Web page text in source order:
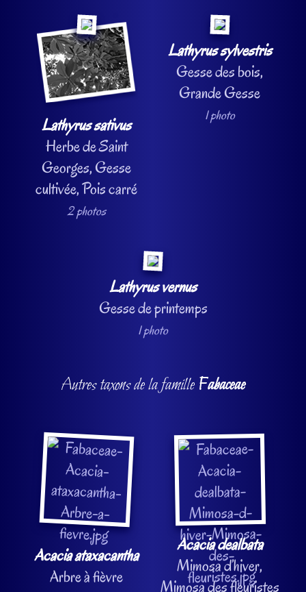
Lathyrus sativus
Herbe de Saint
Georges, Gesse
cultivée, Pois carré
2 photos
Lathyrus sylvestris
Gesse des bois,
Grande Gesse
1 photo
Lathyrus vernus
Gesse de printemps
1 photo
Autres taxons de la famille Fabaceae
Acacia ataxacantha
Arbre à fièvre
Acacia dealbata
Mimosa d’hiver,
Mimosa des fleuristes